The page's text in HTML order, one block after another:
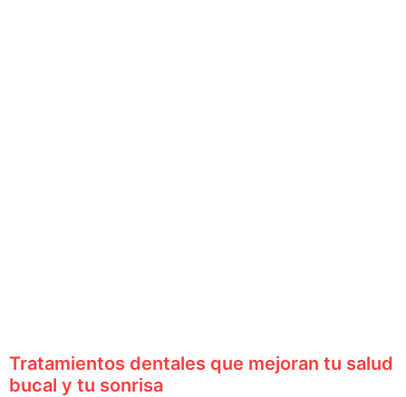
Tratamientos dentales que mejoran tu salud
bucal y tu sonrisa